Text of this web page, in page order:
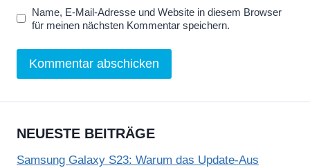
Name, E-Mail-Adresse und Website in diesem Browser
für meinen nächsten Kommentar speichern.
NEUESTE BEITRÄGE
Samsung Galaxy S23: Warum das Update-Aus